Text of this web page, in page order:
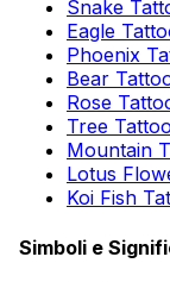
Snake
Eagle
Phoenix
Bear
Rose
Tree
Mountain
Lotus
Koi Fish
Simboli e